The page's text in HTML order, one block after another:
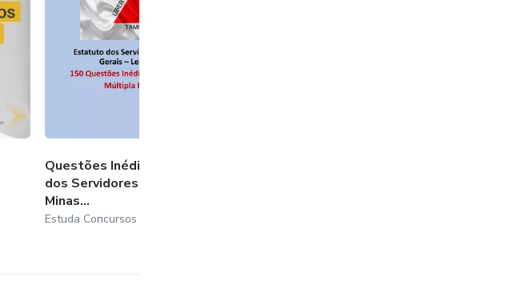
Questões Inéditas Estatuto
dos Servidores Públicos de
Minas...
Estuda Concursos